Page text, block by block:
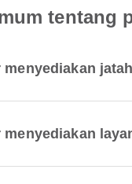
tentang
menyediakan